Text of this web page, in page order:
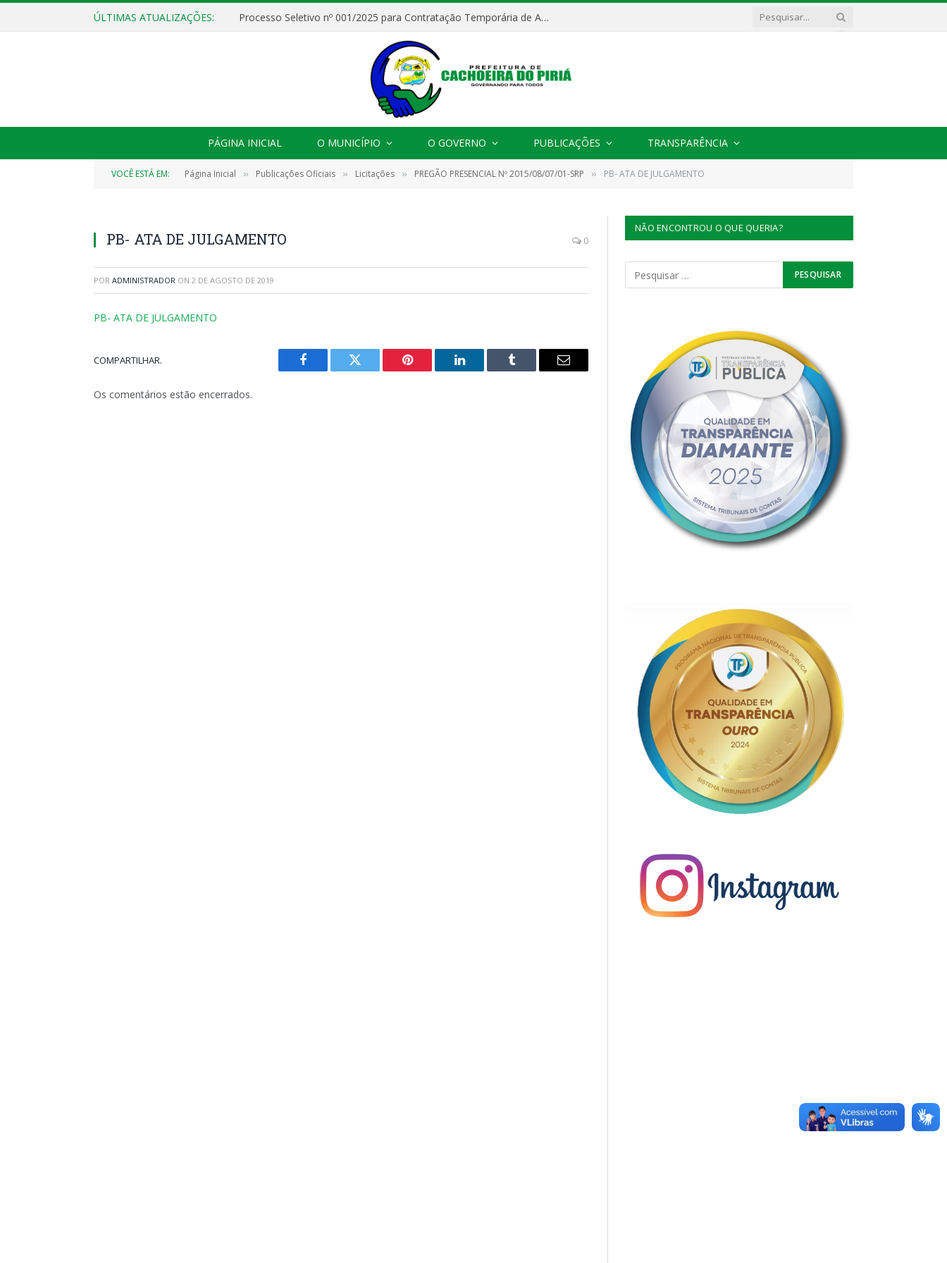
ÚLTIMAS ATUALIZAÇÕES: Processo Seletivo nº 001/2025 para Contratação Temporária de Agentes Comunitários de Saúde (ACS)
PÁGINA INICIAL O MUNICÍPIO O GOVERNO PUBLICAÇÕES TRANSPARÊNCIA
VOCÊ ESTÁ EM: Página Inicial » Publicações Oficiais » Licitações » PREGÃO PRESENCIAL Nº 2015/08/07/01-SRP » PB- ATA DE JULGAMENTO
PB- ATA DE JULGAMENTO 0
POR ADMINISTRADOR ON 2 DE AGOSTO DE 2019
PB- ATA DE JULGAMENTO
COMPARTILHAR.
Facebook Twitter Pinterest LinkedIn Tumblr
E-
Os comentários estão encerrados.
NÃO ENCONTROU O QUE QUERIA?